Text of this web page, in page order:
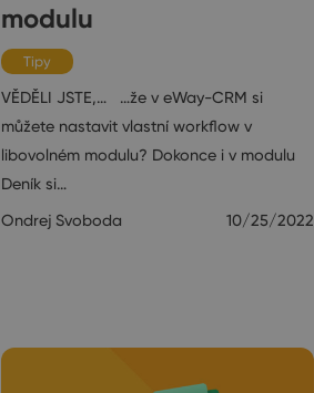
modulu
Tipy
VĚDĚLI JSTE,… …že v eWay-CRM si
můžete nastavit vlastní workflow v
libovolném modulu? Dokonce i v modulu
Deník si…
Ondrej Svoboda
10/25/2022